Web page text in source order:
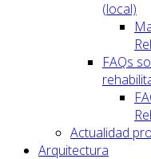
(local)
FAQs
Actualidad
Arquitectura